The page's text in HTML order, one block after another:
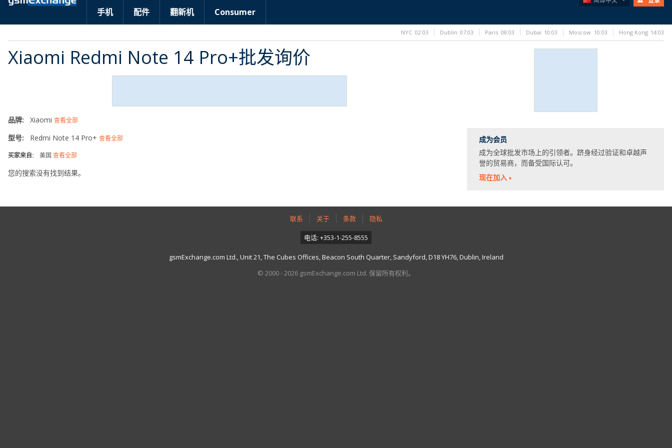
手机 配件 翻新机 Consumer
Xiaomi Redmi Note 14 Pro+批发询价
品牌: Xiaomi 查看全部
型号: Redmi Note 14 Pro+ 查看全部
买家来自:
美国 查看全部
您的搜索没有找到结果。
成为会员
成为全球批发市场上的引领者。跻身经过验证和卓越声
誉的贸易商，而备受国际认可。
现在加入
联系 关于 条款 隐私
电话: +353-1-255-8555
gsmExchange.com Ltd., Unit 21, The Cubes Offices, Beacon South Quarter, Sandyford, D18 YH76, Dublin, Ireland
© 2000 - 2026 gsmExchange.com Ltd. 保留所有权利。
NYC 02:03 Dublin 07:03 Paris 08:03 Dubai 10:03 Moscow 10:03 Hong Kong 14:03